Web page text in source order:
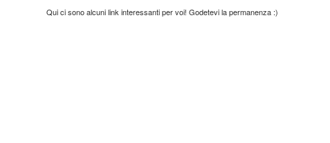
Qui ci sono alcuni link interessanti per voi! Godetevi la permanenza :)